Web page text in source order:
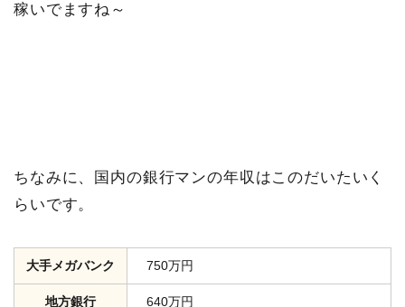
稼いでますね～
ちなみに、国内の銀行マンの年収はこのだいたいく
らいです。
大手メガバンク 750万円
地方銀行 640万円